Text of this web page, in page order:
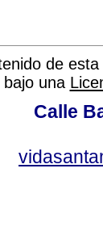
de
bajo una
Calle